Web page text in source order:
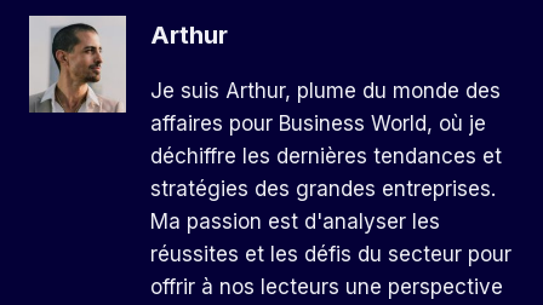
Arthur
Je suis Arthur, plume du monde des
affaires pour Business World, où je
déchiffre les dernières tendances et
stratégies des grandes entreprises.
Ma passion est d'analyser les
réussites et les défis du secteur pour
offrir à nos lecteurs une perspective